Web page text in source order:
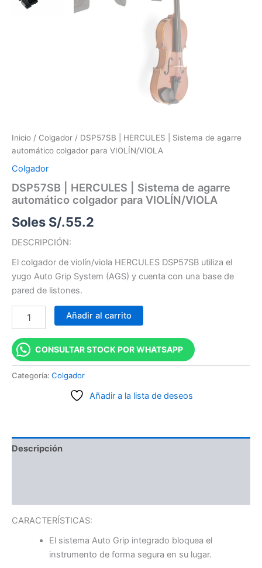
Inicio / Colgador / DSP57SB | HERCULES | Sistema de agarre
automático colgador para VIOLÍN/VIOLA
Colgador
DSP57SB | HERCULES | Sistema de agarre
automático colgador para VIOLÍN/VIOLA
Soles S/.55.2
DESCRIPCIÓN:
El colgador de violín/viola HERCULES DSP57SB utiliza el
yugo Auto Grip System (AGS) y cuenta con una base de
pared de listones.
Añadir al carrito
CONSULTAR STOCK POR WHATSAPP
Categoría: Colgador
Añadir a la lista de deseos
Descripción
CARACTERÍSTICAS:
El sistema Auto Grip integrado bloquea el
instrumento de forma segura en su lugar.